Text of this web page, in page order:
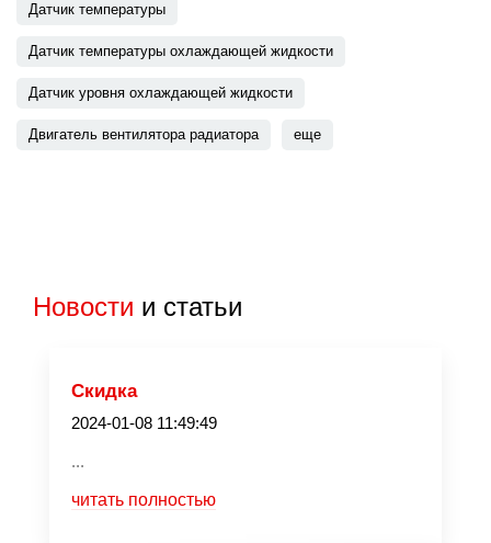
Датчик температуры
Датчик температуры охлаждающей жидкости
Датчик уровня охлаждающей жидкости
Двигатель вентилятора радиатора еще
Новости и статьи
Скидка
2024-01-08 11:49:49
...
читать полностью